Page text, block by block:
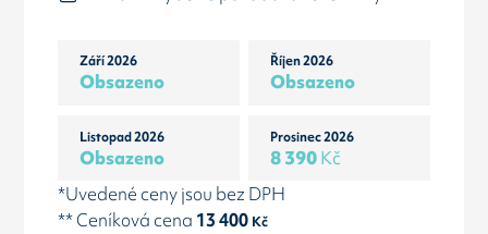
Září 2026
Obsazeno
Říjen 2026
Obsazeno
Listopad 2026
Obsazeno
Prosinec 2026
8 390Kč
*Uvedené ceny jsou bez DPH
** Ceníková cena 13 400Kč